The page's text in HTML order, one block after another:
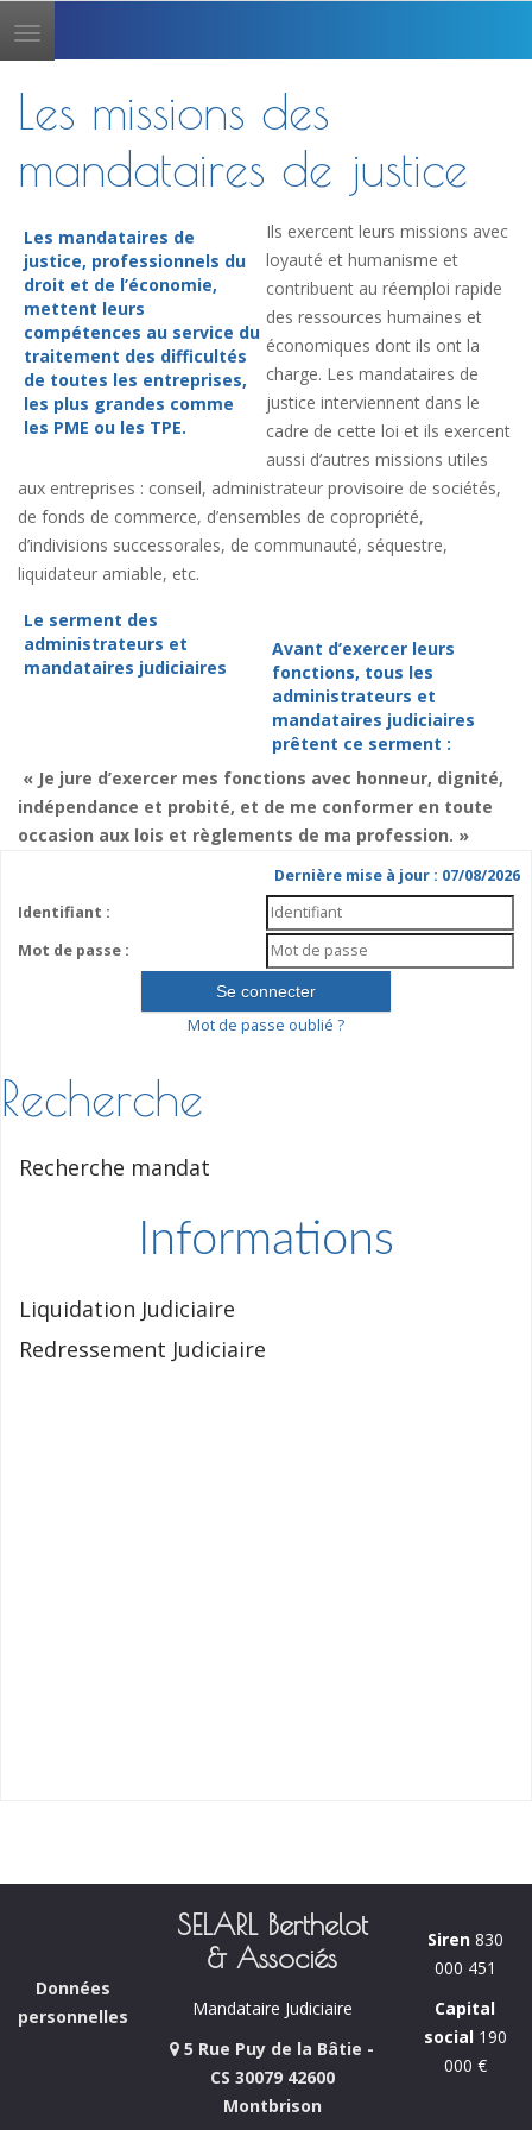
Toggle
navigation
Les missions des
mandataires de justice
Les mandataires de
justice, professionnels du
droit et de l’économie,
mettent leurs
compétences au service du
traitement des difficultés
de toutes les entreprises,
les plus grandes comme
les PME ou les TPE.
Ils exercent leurs missions avec
loyauté et humanisme et
contribuent au réemploi rapide
des ressources humaines et
économiques dont ils ont la
charge. Les mandataires de
justice interviennent dans le
cadre de cette loi et ils exercent
aussi d’autres missions utiles
aux entreprises : conseil, administrateur provisoire de sociétés,
de fonds de commerce, d’ensembles de copropriété,
d’indivisions successorales, de communauté, séquestre,
liquidateur amiable, etc.
Le serment des
administrateurs et
mandataires judiciaires
Avant d’exercer leurs
fonctions, tous les
administrateurs et
mandataires judiciaires
prêtent ce serment :
« Je jure d’exercer mes fonctions avec honneur, dignité,
indépendance et probité, et de me conformer en toute
occasion aux lois et règlements de ma profession. »
Dernière mise à jour : 07/08/2026
Identifiant :
Mot de passe :
Mot de passe oublié ?
Recherche
Recherche mandat
Informations
Liquidation Judiciaire
Redressement Judiciaire
Données
personnelles
SELARL Berthelot
& Associés
Mandataire Judiciaire
5 Rue Puy de la Bâtie -
CS 30079 42600
Montbrison
Siren830
000 451
Capital
social190
000 €